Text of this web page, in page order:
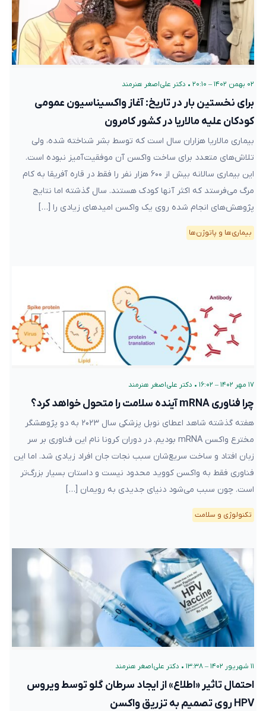
۰۲ بهمن ۱۴۰۲ – ۲۰:۱۰ • دکتر علی‌اصغر هنرمند
برای نخستین بار در تاریخ: آغاز واکسیناسیون عمومی
کودکان علیه مالاریا در کشور کامرون
بیماری مالاریا هزاران سال است که توسط بشر شناخته شده، ولی
تلاش‌های متعدد برای ساخت واکسن آن موفقیت‌آمیز نبوده است.
این بیماری سالانه بیش از ۶۰۰ هزار نفر را فقط در قاره آفریقا به کام
مرگ می‌فرستد که اکثر آنها کودک هستند. سال گذشته اما نتایج
پژوهش‌های انجام شده روی یک واکسن امیدهای زیادی را […]
بیماری‌ها و پاتوژن‌ها
۱۷ مهر ۱۴۰۲ – ۱۶:۰۲ • دکتر علی‌اصغر هنرمند
چرا فناوری mRNA آینده سلامت را متحول خواهد کرد؟
هفته گذشته شاهد اعطای نوبل پزشکی سال ۲۰۲۳ به دو پژوهشگر
مخترع واکسن mRNA بودیم. در دوران کرونا نام این فناوری بر سر
زبان‌ افتاد و ساخت سریع‌شان سبب نجات جان افراد زیادی شد. اما این
فناوری فقط به واکسن کووید محدود نیست و داستان بسیار بزرگ‌تر
است. چون سبب می‌شود دنیای جدیدی به رویمان […]
تکنولوژی و سلامت
۱۱ شهریور ۱۴۰۲ – ۱۳:۳۸ • دکتر علی‌اصغر هنرمند
احتمال تاثیر «اطلاع» از ایجاد سرطان گلو توسط ویروس
HPV روی تصمیم به تزریق واکسن